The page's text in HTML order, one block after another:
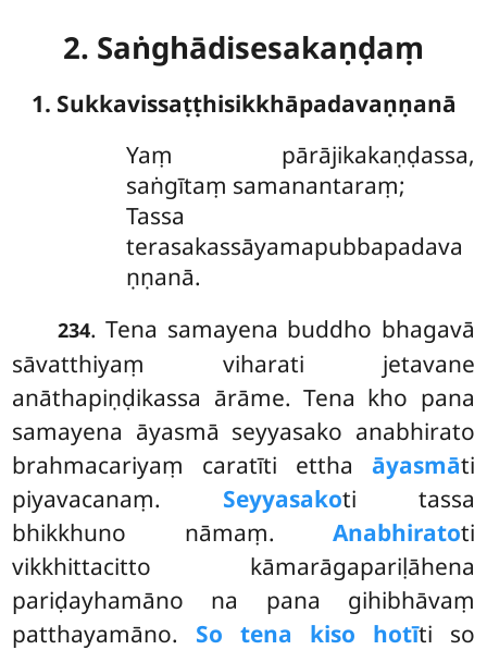
2. Saṅghādisesakaṇḍaṃ
1. Sukkavissaṭṭhisikkhāpadavaṇṇanā
Yaṃ pārājikakaṇḍassa,
saṅgītaṃ samanantaraṃ;
Tassa
terasakassāyamapubbapadava
ṇṇanā.
234. Tena samayena buddho bhagavā
sāvatthiyaṃ viharati jetavane
anāthapiṇḍikassa ārāme. Tena kho pana
samayena āyasmā seyyasako anabhirato
brahmacariyaṃ caratīti ettha āyasmāti
piyavacanaṃ. Seyyasakoti tassa
bhikkhuno nāmaṃ. Anabhiratoti
vikkhittacitto kāmarāgapariḷāhena
pariḍayhamāno na pana gihibhāvaṃ
patthayamāno. So tena kiso hotīti so